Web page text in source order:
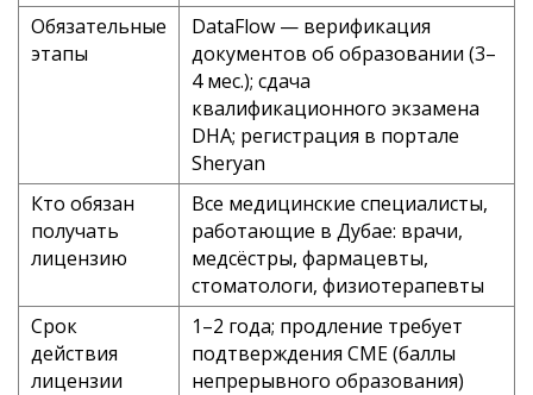
Обязательные
этапы
DataFlow — верификация
документов об образовании (3–
4 мес.); сдача
квалификационного экзамена
DHA; регистрация в портале
Sheryan
Кто обязан
получать
лицензию
Все медицинские специалисты,
работающие в Дубае: врачи,
медсёстры, фармацевты,
стоматологи, физиотерапевты
Срок
действия
лицензии
1–2 года; продление требует
подтверждения CME (баллы
непрерывного образования)